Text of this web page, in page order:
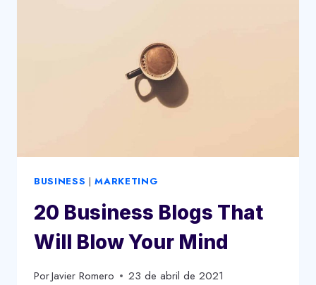
BUSINESS |MARKETING
20 Business Blogs That
Will Blow Your Mind
PorJavier Romero 23 de abril de 2021